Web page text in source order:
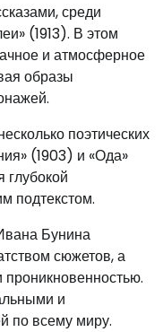
среди
(1913). В этом
и атмосферное
образы
поэтических
(1903) и «Ода»
глубокой
подтекстом.
Бунина
сюжетов, а
проникновенностью.
и
по всему миру.